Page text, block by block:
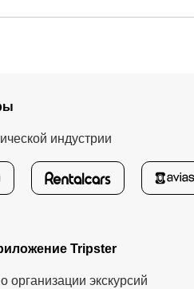
индустрии
Tripster
организации экскурсий